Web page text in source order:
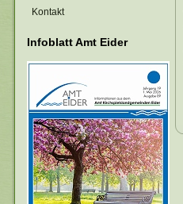
Kontakt
Infoblatt Amt Eider